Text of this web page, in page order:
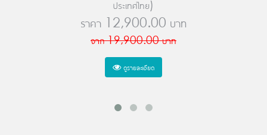
ประเทศไทย)
ราคา 12,900.00 บาท
จาก19,900.00บาท
ดูรายละเอียด